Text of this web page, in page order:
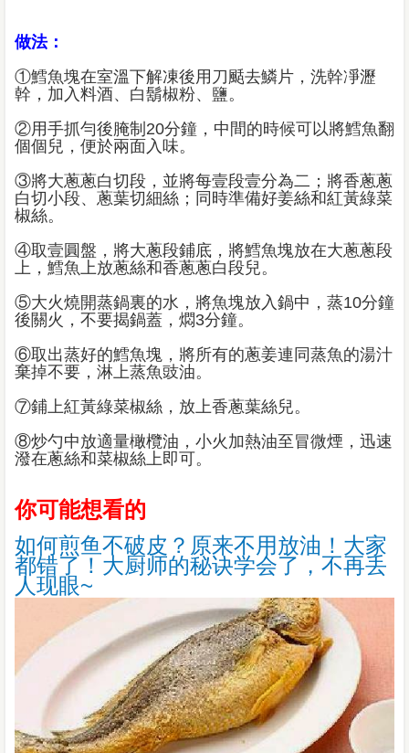
做法：
①鱈魚塊在室溫下解凍後用刀颳去鱗片，洗幹凈瀝
幹，加入料酒、白鬍椒粉、鹽。
②用手抓勻後腌制20分鐘，中間的時候可以將鱈魚翻
個個兒，便於兩面入味。
③將大蔥蔥白切段，並將每壹段壹分為二；將香蔥蔥
白切小段、蔥葉切細絲；同時準備好姜絲和紅黃綠菜
椒絲。
④取壹圓盤，將大蔥段鋪底，將鱈魚塊放在大蔥蔥段
上，鱈魚上放蔥絲和香蔥蔥白段兒。
⑤大火燒開蒸鍋裏的水，將魚塊放入鍋中，蒸10分鐘
後關火，不要揭鍋蓋，燜3分鐘。
⑥取出蒸好的鱈魚塊，將所有的蔥姜連同蒸魚的湯汁
棄掉不要，淋上蒸魚豉油。
⑦鋪上紅黃綠菜椒絲，放上香蔥葉絲兒。
⑧炒勺中放適量橄欖油，小火加熱油至冒微煙，迅速
潑在蔥絲和菜椒絲上即可。
你可能想看的
如何煎鱼不破皮？原来不用放油！大家
都错了！大厨师的秘诀学会了，不再丢
人现眼~